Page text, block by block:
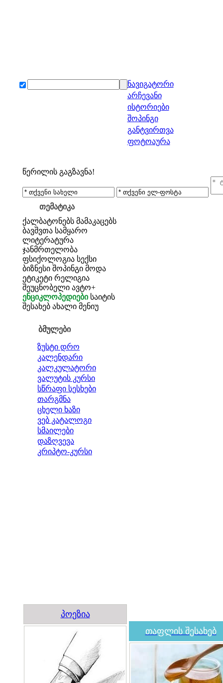
ნავიგატორი
არჩევანი
ისტორიები
შოპინგი
განტვირთვა
ფოტოაურა
წერილის გაგზავნა!
თემატიკა
ქალბატონებს მამაკაცებს
ბავშვთა სამყარო
ლიტერატურა
ჯანმრთელობა
ფსიქოლოგია სექსი
ბიზნესი შოპინგი მოდა
ეტიკეტი რელიგია
შეუცნობელი ავტო+
ენციკლოპედიები საიტის
შესახებ ახალი მენიუ
ბმულები
ზუსტი დრო
კალენდარი
კალკულატორი
ვალუტის კურსი
სწრაფი სესხები
თარგმნა
ცხელი ხაზი
ვებ კატალოგი
სმაილები
დაზღვევა
კრიპტო-კურსი
პოეზია
თაფლის შესახებ